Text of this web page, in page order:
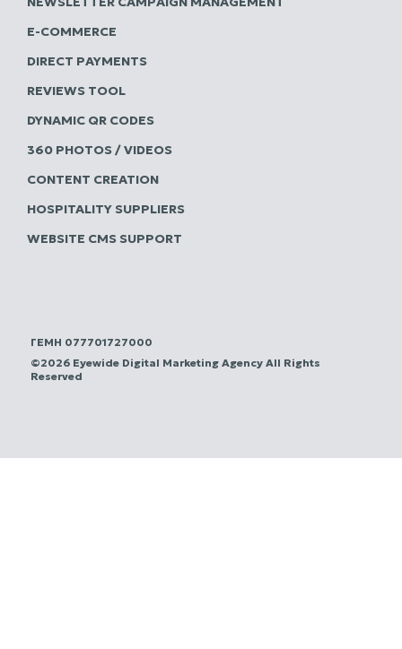
E-COMMERCE
DIRECT PAYMENTS
REVIEWS TOOL
DYNAMIC QR CODES
360 PHOTOS / VIDEOS
CONTENT CREATION
HOSPITALITY SUPPLIERS
WEBSITE CMS SUPPORT
ΓΕΜΗ 077701727000
©2026 Eyewide Digital Marketing Agency All Rights
Reserved